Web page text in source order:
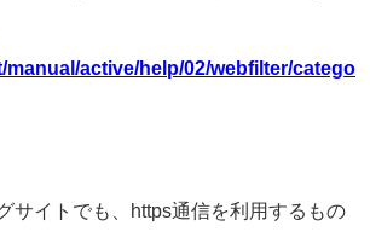
manual/active/help/02/webfilter/catego
サイトでも、https通信を利用するもの